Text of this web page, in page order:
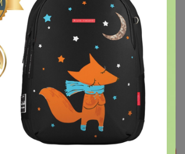
Bestway, 213×206×69 см,
и подголовниками, от 6 лет,
Орг.